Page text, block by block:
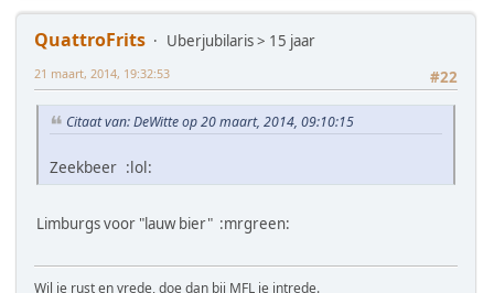
QuattroFrits
Uberjubilaris > 15 jaar
#22
21 maart, 2014, 19:32:53
Citaat van: DeWitte op 20 maart, 2014, 09:10:15
Zeekbeer :lol:
Limburgs voor "lauw bier" :mrgreen:
Wil je rust en vrede, doe dan bij MFL je intrede.